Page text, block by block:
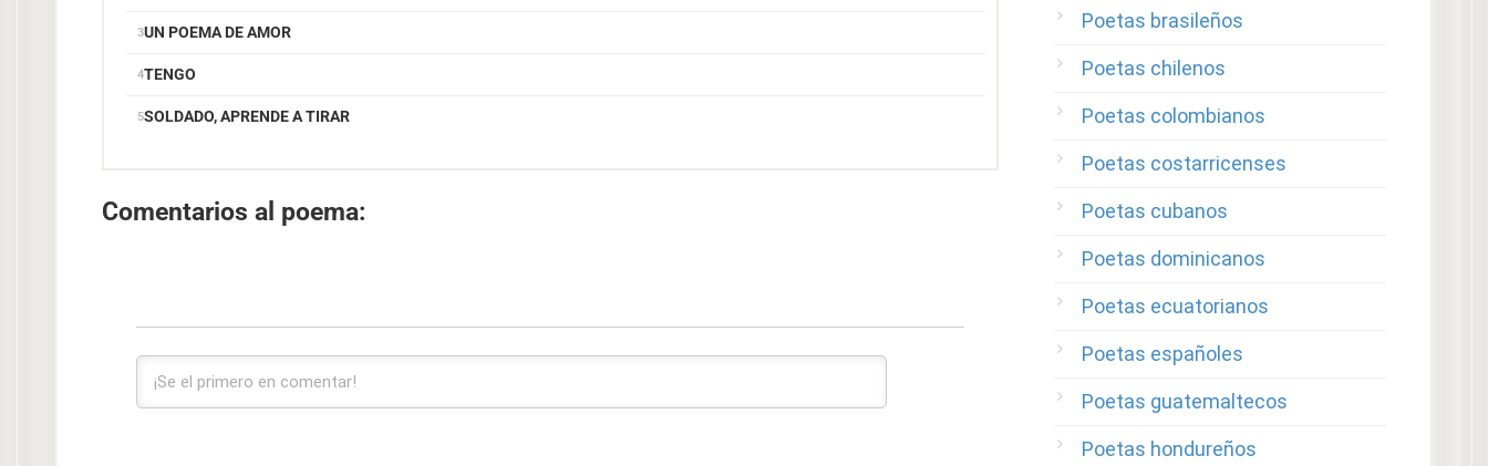
UN POEMA DE AMOR
TENGO
SOLDADO, APRENDE A TIRAR
Comentarios al poema:
Poetas brasileños
Poetas chilenos
Poetas colombianos
Poetas costarricenses
Poetas cubanos
Poetas dominicanos
Poetas ecuatorianos
Poetas españoles
Poetas guatemaltecos
Poetas hondureños